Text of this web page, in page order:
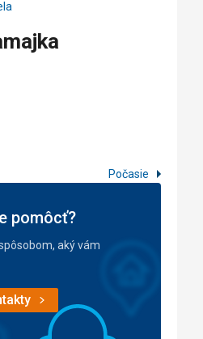
Počasie
pomôcť?
aký vám